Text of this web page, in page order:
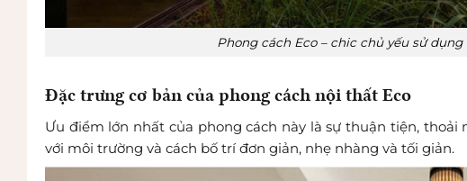
Phong cách Eco – chic chủ yếu sử
Đặc trưng cơ bản của phong cách nội thất Eco
Ưu điểm lớn nhất của phong cách này là sự thuận tiện,
với môi trường và cách bố trí đơn giản, nhẹ nhàng và tối giản.